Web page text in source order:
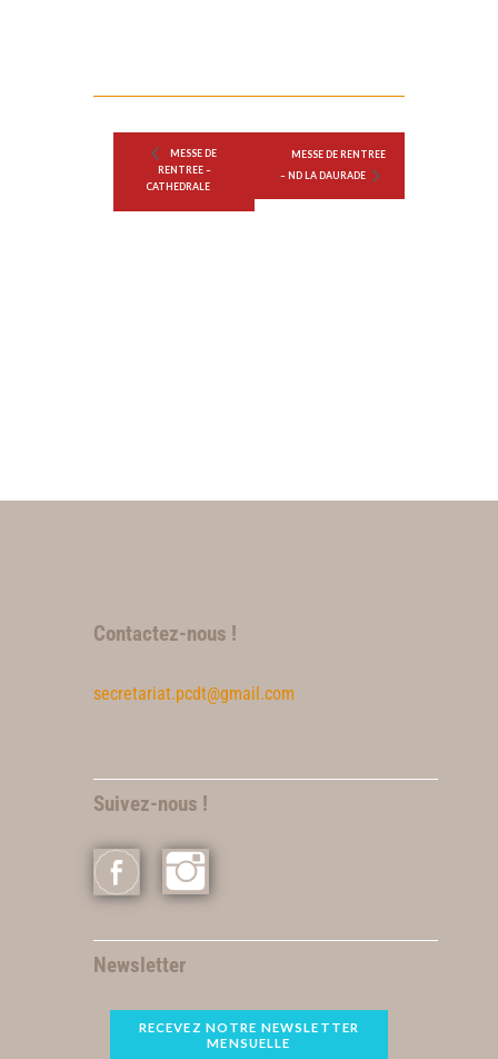
MESSE DE
RENTREE –
CATHEDRALE
MESSE DE RENTREE
– ND LA DAURADE
Contactez-nous !
secretariat.pcdt@gmail.com
Suivez-nous !
Newsletter
RECEVEZ NOTRE NEWSLETTER
MENSUELLE